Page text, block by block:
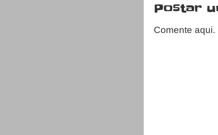
Postar
Comente aqui.